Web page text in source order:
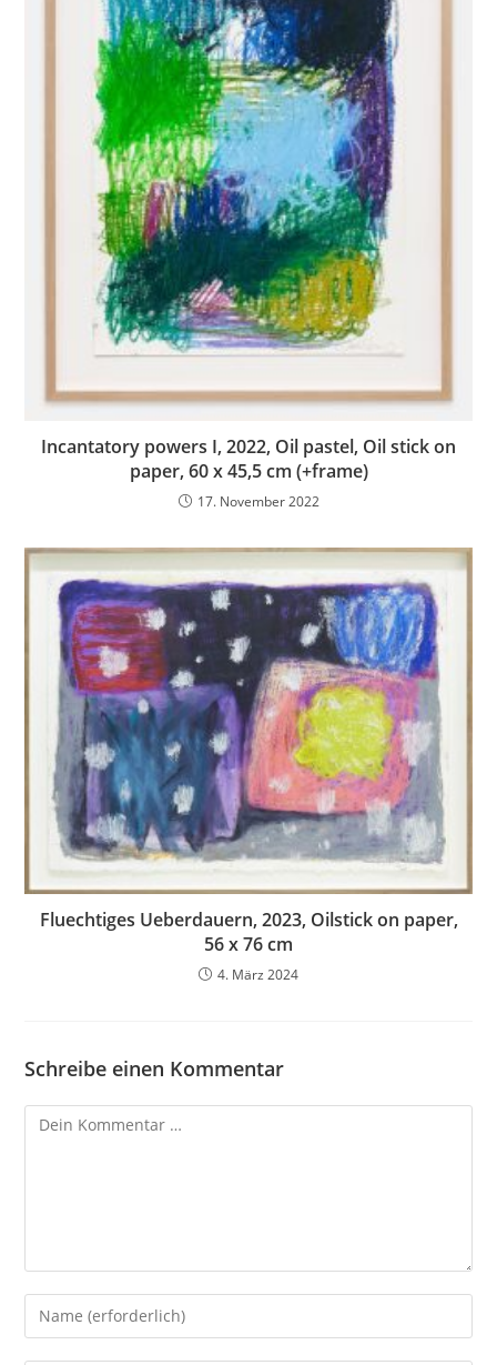
Incantatory powers I, 2022, Oil pastel, Oil stick on
paper, 60 x 45,5 cm (+frame)
17. November 2022
Fluechtiges Ueberdauern, 2023, Oilstick on paper,
56 x 76 cm
4. März 2024
Schreibe einen Kommentar